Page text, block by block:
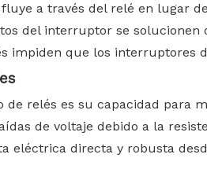
a través del relé en lugar
del interruptor se solucionen
impiden que los interruptores
de relés es su capacidad para
de voltaje debido a la
eléctrica directa y robusta